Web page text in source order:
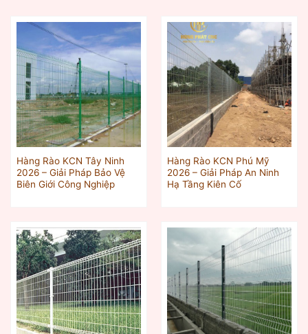
Hàng Rào KCN Tây Ninh
2026 – Giải Pháp Bảo Vệ
Biên Giới Công Nghiệp
Hàng Rào KCN Phú Mỹ
2026 – Giải Pháp An Ninh
Hạ Tầng Kiên Cố